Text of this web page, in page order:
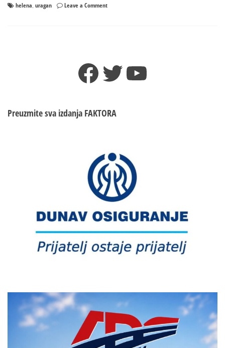
helena, uragan Leave a Commenton
Facebook
TwitterYouTube
Preuzmite sva izdanja FAKTORA